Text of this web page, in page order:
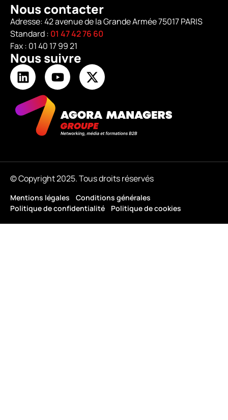
Nous contacter
Adresse: 42 avenue de la Grande Armée 75017 PARIS
Standard : 01 47 42 76 60
Fax : 01 40 17 99 21
Nous suivre
© Copyright 2025. Tous droits réservés
Mentions légales
Conditions générales
Politique de confidentialité
Politique de cookies